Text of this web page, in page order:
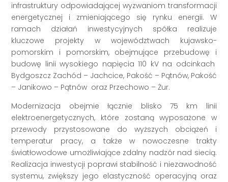
infrastruktury odpowiadającej wyzwaniom transformacji
energetycznej i zmieniającego się rynku energii. W
ramach działań inwestycyjnych spółka realizuje
kluczowe projekty w województwach kujawsko-
pomorskim i pomorskim, obejmujące przebudowę i
budowę linii wysokiego napięcia 110 kV na odcinkach
Bydgoszcz Zachód – Jachcice, Pakość – Pątnów, Pakość
– Janikowo – Pątnów oraz Przechowo – Żur.
Modernizacja obejmie łącznie blisko 75 km linii
elektroenergetycznych, które zostaną wyposażone w
przewody przystosowane do wyższych obciążeń i
temperatur pracy, a także w nowoczesne trakty
światłowodowe umożliwiające zdalny nadzór nad siecią.
Realizacja inwestycji poprawi stabilność i niezawodność
systemu, zwiększy jego elastyczność operacyjną oraz